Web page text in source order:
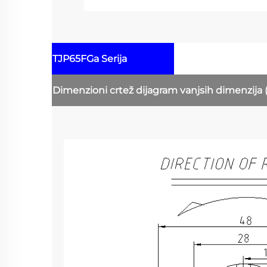
TJP65FGa Serija
Dimenzioni crtež dijagram vanjsih dimenzija